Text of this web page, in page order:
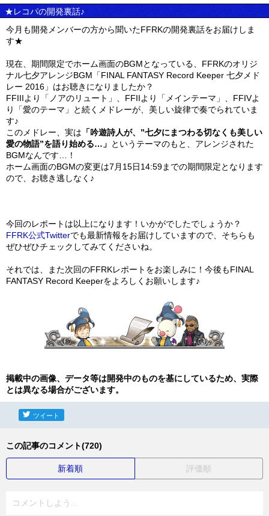
★レコパの開発裏話♪
今月も開発メンバーの方から聞いたFFRKの開発裏話をお届けしま
す★
現在、期間限定でホーム画面のBGMとなっている、FFRKのオリジ
ナル七夕アレンジBGM「FINAL FANTASY Record Keeper 七夕メド
レー 2016」はお聴きになりましたか？
FFIIIより「ノアのリュート」、FFIIより「メインテーマ」、FFIVよ
り「愛のテーマ」と続くメドレーが、美しい旋律で奏でられていま
す♪
このメドレー、実は 「吟遊詩人が、”七夕にまつわる切なくも美しい
愛の物語”を語り始める…」 というテーマのもと、アレンジされた
BGMなんです…！
ホーム画面のBGMの変更は7月15日14:59までの期間限定となります
ので、お聴き逃しなく♪
今回のレポートは以上になります！いかがでしたでしょうか？
FFRK公式Twitterでも最新情報をお届けしていますので、そちらも
ぜひぜひチェックしてみてくださいね。
それでは、また次回のFFRKレポートをお楽しみに！今後もFINAL
FANTASY Record Keeperをよろしくお願いします♪
掲載中の画像、データ等は開発中のものを基にしているため、実際
とは異なる場合がございます。
ツイート
この記事のコメント(720)
新着順 評価順
コメントしよう...